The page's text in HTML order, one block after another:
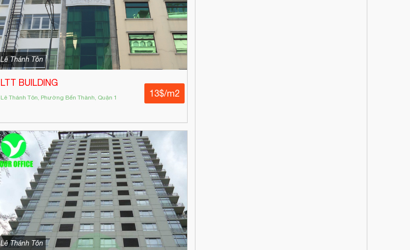
Lê Thánh Tôn
LTT BUILDING
Lê Thánh Tôn, Phường Bến Thành, Quận 1 13$/m2
Lê Thánh Tôn